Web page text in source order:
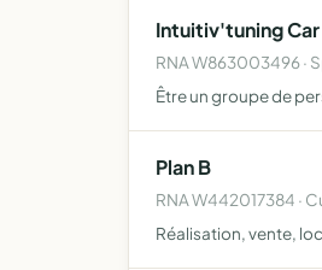
Intuitiv'tuning Car
RNA W863003496 ·
Être un groupe de
Plan B
RNA W442017384 ·
Réalisation, vente,